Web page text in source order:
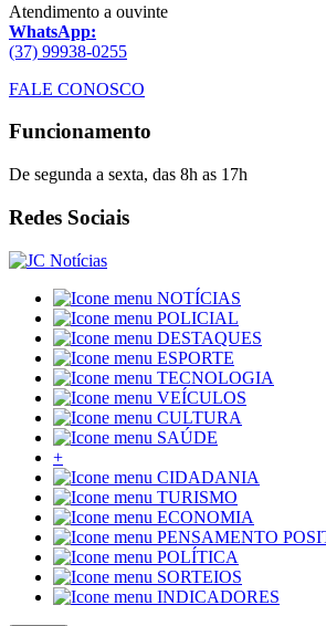
Atendimento a ouvinte
WhatsApp:
(37) 99938-0255
FALE CONOSCO
Funcionamento
De segunda a sexta, das 8h as 17h
Redes Sociais
NOTÍCIAS
POLICIAL
DESTAQUES
ESPORTE
TECNOLOGIA
VEÍCULOS
CULTURA
SAÚDE
+
CIDADANIA
TURISMO
ECONOMIA
PENSAMENTO
POLÍTICA
SORTEIOS
INDICADORES